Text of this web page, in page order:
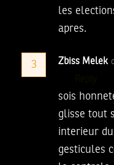
les
apres.
3 Zbiss Melek
sois
glisse tout
interieur
gesticules